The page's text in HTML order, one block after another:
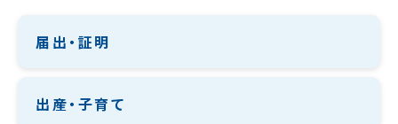
届出・証明
出産・子育て